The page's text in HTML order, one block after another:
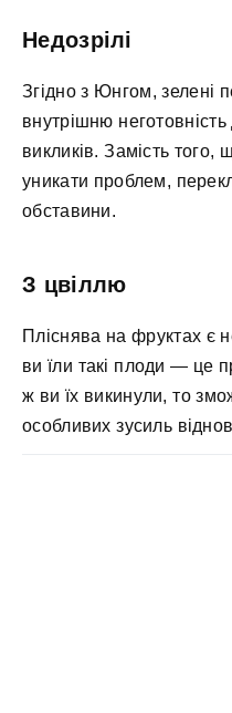
Недозрілі
Згідно з Юнгом, зелені
внутрішню
викликів. Замість того,
уникати проблем,
обставини.
З цвіллю
Пліснява на фруктах є
ви їли такі плоди — це
ж ви їх викинули, то
особливих зусиль